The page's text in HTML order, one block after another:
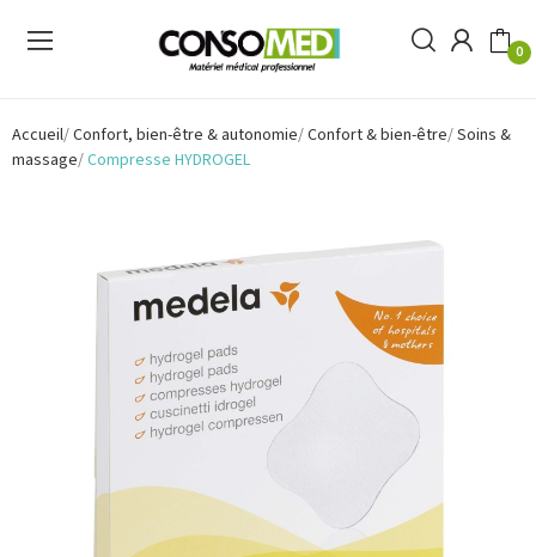
0
Accueil Confort, bien-être & autonomie Confort & bien-être Soins &
massage Compresse HYDROGEL